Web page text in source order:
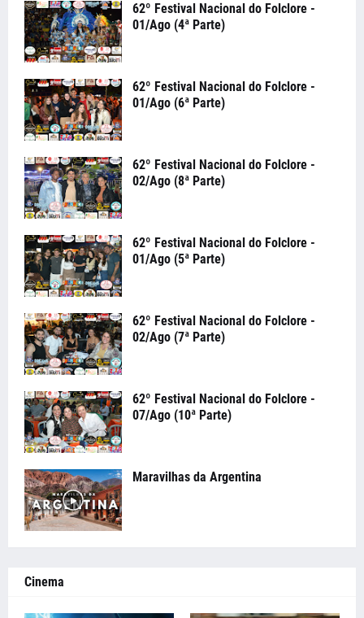
62º Festival Nacional do Folclore -
01/Ago (4ª Parte)
62º Festival Nacional do Folclore -
01/Ago (6ª Parte)
62º Festival Nacional do Folclore -
02/Ago (8ª Parte)
62º Festival Nacional do Folclore -
01/Ago (5ª Parte)
62º Festival Nacional do Folclore -
02/Ago (7ª Parte)
62º Festival Nacional do Folclore -
07/Ago (10ª Parte)
Maravilhas da Argentina
Cinema